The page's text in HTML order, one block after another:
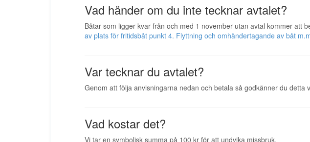
Vad händer om du inte tecknar avtalet?
Båtar som ligger kvar från och med 1 november utan avtal kommer att
av plats för fritidsbåt punkt 4. Flyttning och omhändertagande av båt
Var tecknar du avtalet?
Genom att följa anvisningarna nedan och betala så godkänner du detta
Vad kostar det?
Vi tar en symbolisk summa på 100 kr för att undvika missbruk.